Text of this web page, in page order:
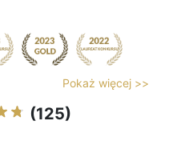
Pokaż więcej >>
(125)